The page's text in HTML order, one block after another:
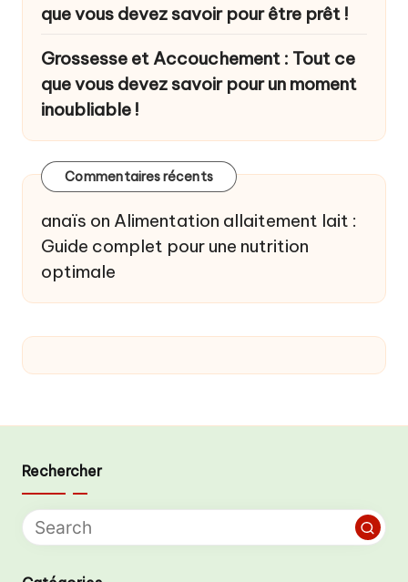
que vous devez savoir pour être prêt !
Grossesse et Accouchement : Tout ce
que vous devez savoir pour un moment
inoubliable !
Commentaires récents
anaïs on Alimentation allaitement lait :
Guide complet pour une nutrition
optimale
Rechercher